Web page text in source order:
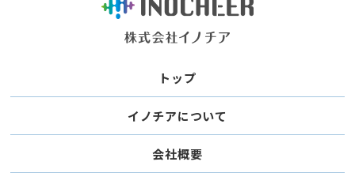
トップ
イノチアについて
会社概要